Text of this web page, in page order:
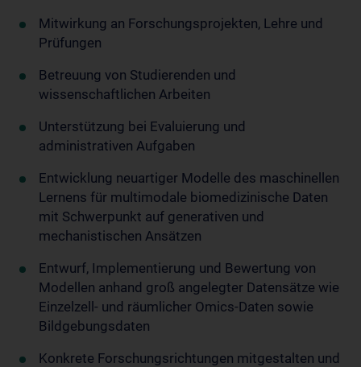
Mitwirkung an Forschungsprojekten, Lehre und
Prüfungen
Betreuung von Studierenden und
wissenschaftlichen Arbeiten
Unterstützung bei Evaluierung und
administrativen Aufgaben
Entwicklung neuartiger Modelle des maschinellen
Lernens für multimodale biomedizinische Daten
mit Schwerpunkt auf generativen und
mechanistischen Ansätzen
Entwurf, Implementierung und Bewertung von
Modellen anhand groß angelegter Datensätze wie
Einzelzell- und räumlicher Omics-Daten sowie
Bildgebungsdaten
Konkrete Forschungsrichtungen mitgestalten und